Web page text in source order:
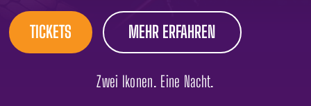
TICKETS MEHR ERFAHREN
Zwei Ikonen. Eine Nacht.